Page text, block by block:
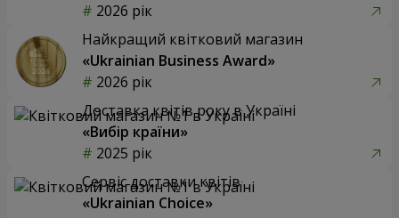
2026 рік
Найкращий квітковий магазин
«Ukrainian Business Award»
2026 рік
Доставка квітів року в Україні
«Вибір країни»
2025 рік
Сервіс доставки квітів
«Ukrainian Choice»